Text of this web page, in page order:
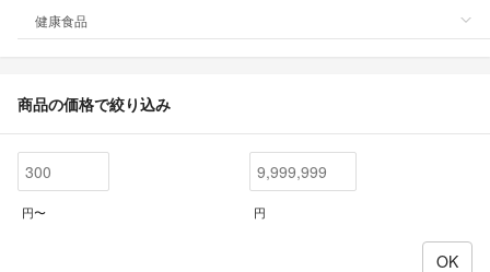
健康食品
商品の価格で絞り込み
円〜 円